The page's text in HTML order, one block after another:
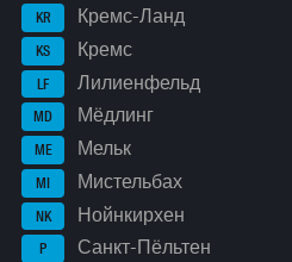
KR Кремс-Ланд
KS Кремс
LF Лилиенфельд
MD Мёдлинг
ME Мельк
MI Мистельбах
NK Нойнкирхен
P Санкт-Пёльтен